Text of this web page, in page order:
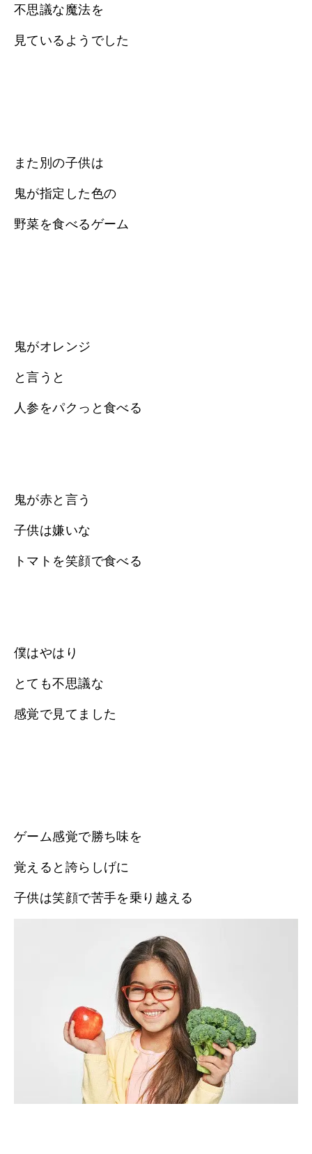
不思議な魔法を
見ているようでした
また別の子供は
鬼が指定した色の
野菜を食べるゲーム
鬼がオレンジ
と言うと
人参をパクっと食べる
鬼が赤と言う
子供は嫌いな
トマトを笑顔で食べる
僕はやはり
とても不思議な
感覚で見てました
ゲーム感覚で勝ち味を
覚えると誇らしげに
子供は笑顔で苦手を乗り越える